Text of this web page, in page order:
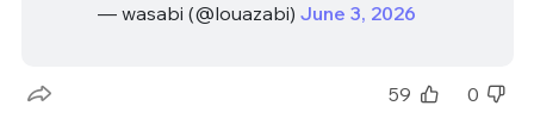
— wasabi (@louazabi) June 3, 2026
59 0